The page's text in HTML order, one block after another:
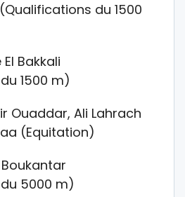
(Qualifications du 1500
Bakkali
1500 m)
Ouaddar, Ali Lahrach
(Equitation)
Boukantar
5000 m)